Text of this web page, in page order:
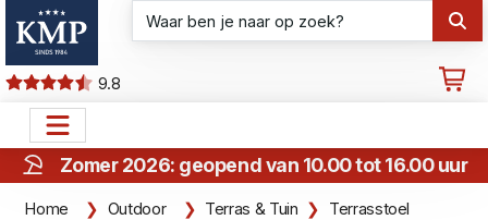
9.8
Zomer 2026: geopend van 10.00 tot 16.00 uur
Home Outdoor Terras & Tuin Terrasstoel